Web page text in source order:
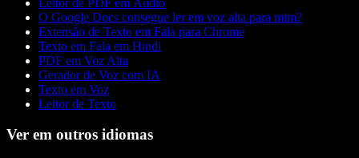
O Google Docs consegue ler em voz alta para mim?
Extensão de Texto em Fala para Chrome
Texto em Fala em Hindi
PDF em Voz Alta
Gerador de Voz com IA
Texto em Voz
Leitor de Texto
Ver em outros idiomas